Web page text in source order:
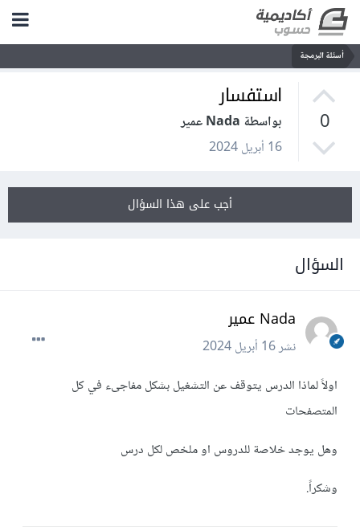
أسئلة البرمجة
0
استفسار
بواسطة Nada عمير
16 أبريل 2024
أجب على هذا السؤال
السؤال
Nada عمير
نشر16 أبريل 2024
اولاً لماذا الدرس يتوقف عن التشغيل بشكل مفاجىء في كل
المتصفحات
وهل يوجد خلاصة للدروس او ملخص لكل درس
وشكراً.